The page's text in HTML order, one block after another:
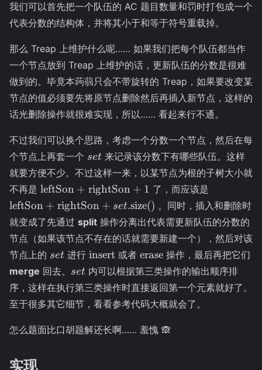
我们可以首先把一个队伍的 AC 题目数量和罚时打包成一个
代表分数的结构体，并将其小于和等于符号重载掉。
那么 Treap 上维护什么呢…… 如果我们把每个队伍都当作
一个节点放到 Treap 上维护的话，更新队伍的分数是很难
做到的。毕竟本蒟蒻只会不带旋转的 Treap，如果要改变某
节点的值必须要先将原节点删除然后再插入新节点，这样的
话光删除操作就很难实现，所以…… 看起来行不通。
不过我们可以换个思路，考虑一个分数一个节点，然后在每
个节点上再套一个 set
set 来记录该分数下有哪些队伍。这样
就要方便不少。不过这样一来，以某节点为根的子树大小就
不再是 \text{leftSon}
+
\text{rightSon}
+ 1
leftSon + rightSon + 1 了，而应该是
+
+
leftSon + rightSon + set.size() 。同时，插入和删除时
就变成了先通过 split 操作分离出代表需更新队伍的分数的
节点（如果该节点不存在的话就需要新建一个），然后对该
节点上的 set
set 进行 \text{insert}
insert 或者 \text{erase}
erase 操作，最后再把它们
merge 回去。 set
set 内可以根据第三类操作的输出顺序排
序，这样在执行第三类操作时直接返回第一个元素就好了。
至于很多其它细节，看看参考代码大概就会了。
怎么题面比口胡题解还长啊…… 羞愧 🙈
实现